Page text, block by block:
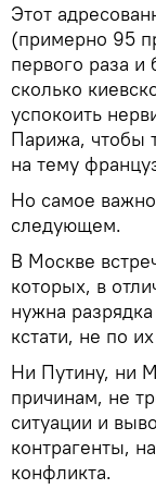
Этот
(примерно 95
первого раза и
сколько
успокоить
Парижа, чтобы
на тему
Но самое
следующем.
В Москве
которых, в
нужна
кстати, не по
Ни Путину, ни
причинам, не
ситуации и
контрагенты,
конфликта.